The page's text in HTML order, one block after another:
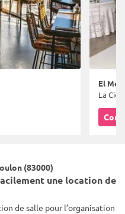
El
La
(83000)
une location de
de salle pour l’organisation